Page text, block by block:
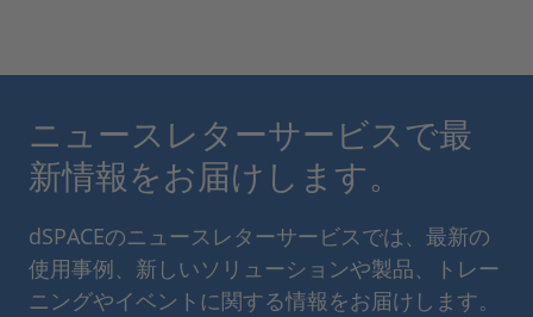
ニュースレターサービスで最
新情報をお届けします。
dSPACEのニュースレターサービスでは、最新の
使用事例、新しいソリューションや製品、トレー
ニングやイベントに関する情報をお届けします。